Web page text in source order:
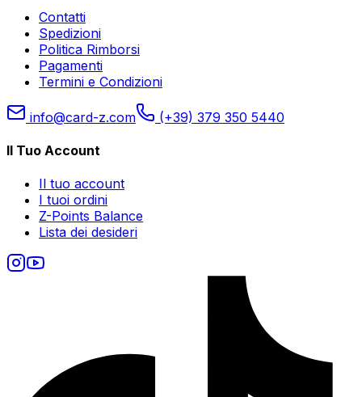
Contatti
Spedizioni
Politica Rimborsi
Pagamenti
Termini e Condizioni
info@card-z.com (+39) 379 350 5440
Il Tuo Account
Il tuo account
I tuoi ordini
Z-Points Balance
Lista dei desideri